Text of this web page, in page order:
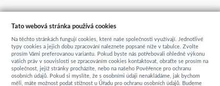
copyright © 2015Spime.cz- postele, rošty, matrace
Sun-shop-tvorba eshopů
Tato webová stránka používá cookies
Na těchto stránkách fungují cookies, které naše společnosti využívají. Jednotlivé
typy cookies a jejich dobu zpracování naleznete popsané níže v tabulce. Zvolte
prosím Vámi preferovanou variantu. Pokud byste nás potřebovali ohledně výkonu
vašich práv v souvislosti se zpracováním cookies kontaktovat, obraťte se prosím na
společnost, jejíž stránky procházíte, nebo na našeho Pověřence pro ochranu
osobních údajů. Pokud si myslíte, že s osobními údaji nenakládáme, jak bychom
měli, máte možnost podat stížnost u Úřadu pro ochranu osobních údajů. Budeme